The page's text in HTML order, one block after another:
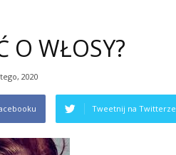
O WŁOSY?
2020
Tweetnij na Twitterze